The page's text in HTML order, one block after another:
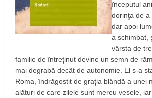
începutul
dorinţa de a
dar apoi
a schimbat,
vârsta de
familie de întreţinut devine un semn de
mai degrabă decât de autonomie. El s-a
Roma, îndrăgostit de graţia blândă a unei
alături de care zilele sunt mereu vesele,